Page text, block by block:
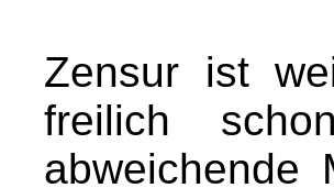
Zensur ist
freilich
abweichende